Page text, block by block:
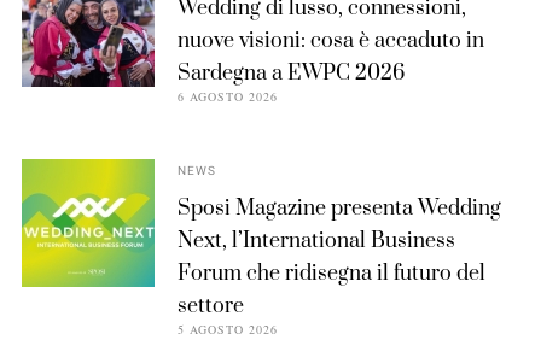
Wedding di lusso, connessioni,
nuove visioni: cosa è accaduto in
Sardegna a EWPC 2026
6 AGOSTO 2026
NEWS
Sposi Magazine presenta Wedding
Next, l’International Business
Forum che ridisegna il futuro del
settore
5 AGOSTO 2026